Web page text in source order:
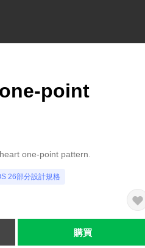
point
one-point pattern.
26部分設計規格
購買